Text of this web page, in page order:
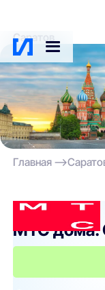
Саратов
Главная
МТС
МТС дома.